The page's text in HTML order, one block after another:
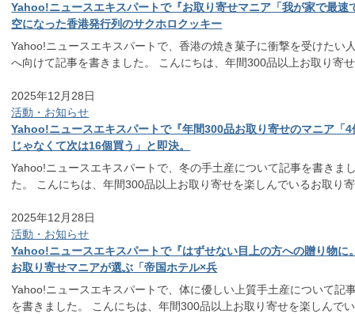
Yahoo!ニュースエキスパートで『お取り寄せマニア「我が家で最速
空になった香港発行列のサクホロクッキー
Yahoo!ニュースエキスパートで、香港の焼き菓子に衝撃を受けたい
へ向けて記事を書きました。 こんにちは、年間300品以上お取り寄せ
2025年12月28日
活動・お知らせ
Yahoo!ニュースエキスパートで『年間300品お取り寄せのマニア「4
じゃなくて次は16個買う」と即決。
Yahoo!ニュースエキスパートで、冬の手土産について記事を書きま
た。 こんにちは、年間300品以上お取り寄せを楽しんでいるお取り寄
2025年12月28日
活動・お知らせ
Yahoo!ニュースエキスパートで『はずせない目上の方への贈り物に
お取り寄せマニアが選ぶ「帝国ホテル×兵
Yahoo!ニュースエキスパートで、体に優しい上質手土産について記
を書きました。 こんにちは、年間300品以上お取り寄せを楽しんでい